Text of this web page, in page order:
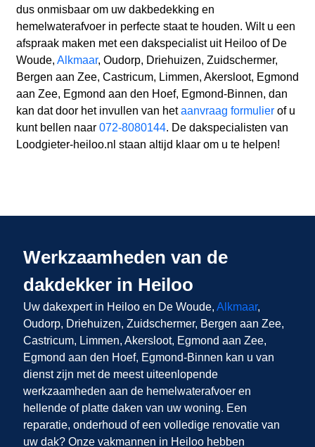
dus onmisbaar om uw dakbedekking en
hemelwaterafvoer in perfecte staat te houden. Wilt u een
afspraak maken met een dakspecialist uit Heiloo of De
Woude, Alkmaar, Oudorp, Driehuizen, Zuidschermer,
Bergen aan Zee, Castricum, Limmen, Akersloot, Egmond
aan Zee, Egmond aan den Hoef, Egmond-Binnen, dan
kan dat door het invullen van hetaanvraag formulierof u
kunt bellen naar 072-8080144. De dakspecialisten van
Loodgieter-heiloo.nl staan altijd klaar om u te helpen!
Werkzaamheden van de
dakdekker in Heiloo
Uw dakexpert in Heiloo en De Woude, Alkmaar,
Oudorp, Driehuizen, Zuidschermer, Bergen aan Zee,
Castricum, Limmen, Akersloot, Egmond aan Zee,
Egmond aan den Hoef, Egmond-Binnen kan u van
dienst zijn met de meest uiteenlopende
werkzaamheden aan de hemelwaterafvoer en
hellende of platte daken van uw woning. Een
reparatie, onderhoud of een volledige renovatie van
uw dak? Onze vakmannen in Heiloo hebben